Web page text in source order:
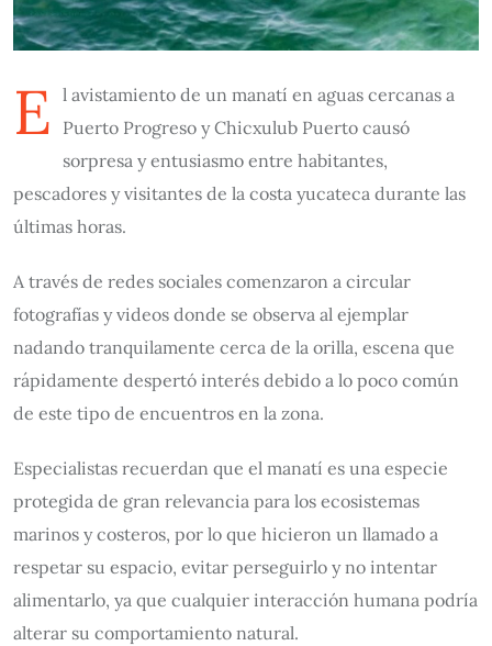
E l avistamiento de un manatí en aguas cercanas a
Puerto Progreso y Chicxulub Puerto causó
sorpresa y entusiasmo entre habitantes,
pescadores y visitantes de la costa yucateca durante las
últimas horas.
A través de redes sociales comenzaron a circular
fotografías y videos donde se observa al ejemplar
nadando tranquilamente cerca de la orilla, escena que
rápidamente despertó interés debido a lo poco común
de este tipo de encuentros en la zona.
Especialistas recuerdan que el manatí es una especie
protegida de gran relevancia para los ecosistemas
marinos y costeros, por lo que hicieron un llamado a
respetar su espacio, evitar perseguirlo y no intentar
alimentarlo, ya que cualquier interacción humana podría
alterar su comportamiento natural.